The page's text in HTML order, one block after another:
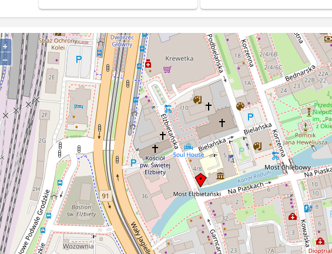
był przez opactwo w Pelplinie i stan taki
połowie wieku XIX kolejni właściciele
dokonywali sporych zmian
konstrukcyjnych obiektu, narażając go
na coraz gorszy stan techniczny. Wobec
zagrożenia całkowitym wyburzeniem
przez kolejnego właściciela budynek
został wykupiony przez miasto i
umieszczono w nim Miejski Urząd
Budowlany znany także jako Policja
Budowlana (Baupolizeiamt). Wykonano
wreszcie generalny remont wraz z
odtworzeniem zrujnowanej kamieniarki.
Wiosną 1945, budynek nie ucierpiał w
wyniku działań wojennych. Za domem
widoczny budynek Uniwersytetu
Gdańskiego.
+
−